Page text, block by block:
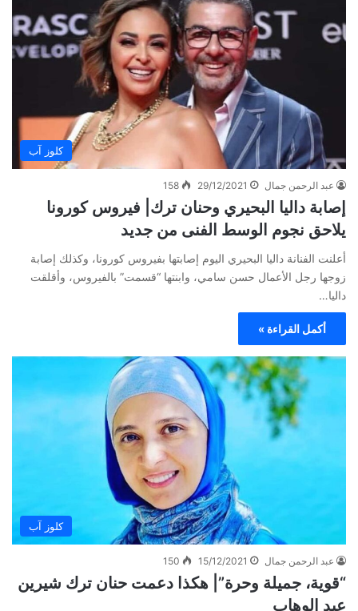
كلوز آب
عبد الرحمن جمال 29/12/2021
158
إصابة داليا البحيري وحنان ترك| فيروس كورونا
يلاحق نجوم الوسط الفنى من جديد
أعلنت الفنانة داليا البحيري اليوم إصابتها بفيروس كورونا، وكذلك إصابة
زوجها رجل الأعمال حسن سامي، وابنتها “قسمت” بالفيروس، وأقلقت
داليا…
أكمل القراءة »
كلوز آب
عبد الرحمن جمال 15/12/2021
150
“قوية، جميلة وحرة”| هكذا دعمت حنان ترك شيرين
عبد الوهاب